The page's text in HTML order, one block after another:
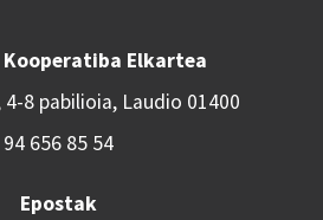
Elkartea
8 pabilioia, Laudio 01400
94 656 85 54
Epostak